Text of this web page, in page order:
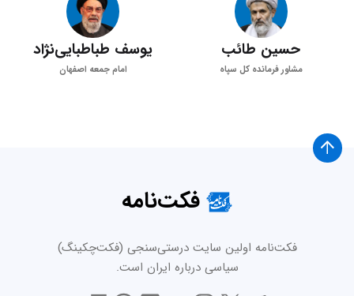
حسین طائب
مشاور فرمانده کل سپاه
یوسف طباطبایی‌نژاد
امام جمعه اصفهان
فکت‌نامه
فکت‌نامه اولین سایت درستی‌سنجی (فکت‌چکینگ)
سیاسی درباره ایران است.